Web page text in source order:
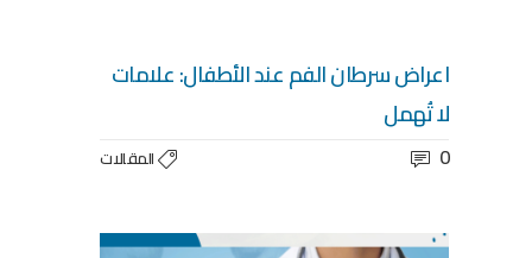
اعراض سرطان الفم عند الأطفال: علامات
لا تُهمل
المقالات 0